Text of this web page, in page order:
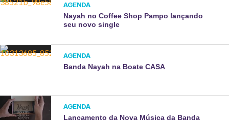
AGENDA
Nayah no Coffee Shop Pampo lançando
seu novo single
AGENDA
Banda Nayah na Boate CASA
AGENDA
Lançamento da Nova Música da Banda